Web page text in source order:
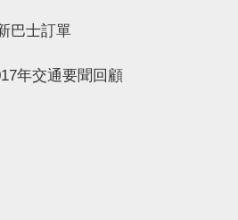
巴士訂單
年交通要聞回顧